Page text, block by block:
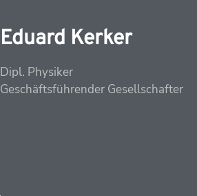
Eduard Kerker
Dipl. Physiker
Geschäftsführender Gesellschafter